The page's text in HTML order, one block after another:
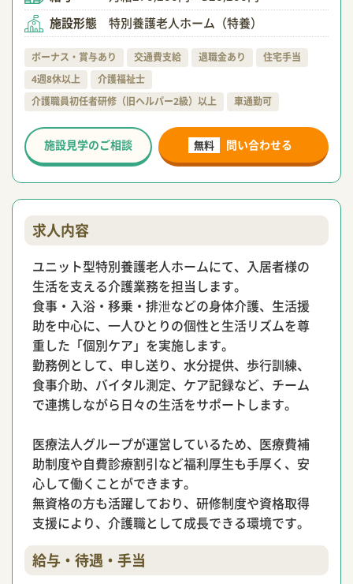
施設形態
特別養護老人ホーム（特養）
ボーナス・賞与あり 交通費支給 退職金あり
住宅手当
4週8休以上
介護福祉士
介護職員初任者研修（旧ヘルパー2級）以上
車通勤可
無料 問い合わせる
施設見学のご相談
求人内容
ユニット型特別養護老人ホームにて、入居者様の
生活を支える介護業務を担当します。
食事・入浴・移乗・排泄などの身体介護、生活援
助を中心に、一人ひとりの個性と生活リズムを尊
重した「個別ケア」を実施します。
勤務例として、申し送り、水分提供、歩行訓練、
食事介助、バイタル測定、ケア記録など、チーム
で連携しながら日々の生活をサポートします。
医療法人グループが運営しているため、医療費補
助制度や自費診療割引など福利厚生も手厚く、安
心して働くことができます。
無資格の方も活躍しており、研修制度や資格取得
支援により、介護職として成長できる環境です。
給与・待遇・手当